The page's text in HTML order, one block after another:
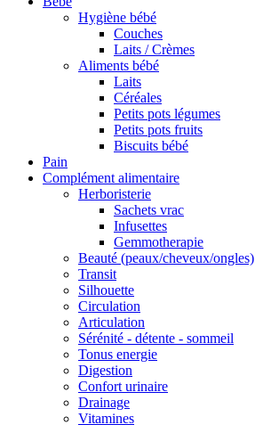
Hygiène bébé
Couches
Laits / Crèmes
Aliments bébé
Laits
Céréales
Petits pots légumes
Petits pots fruits
Biscuits bébé
Pain
Complément alimentaire
Herboristerie
Sachets vrac
Infusettes
Gemmotherapie
Beauté (peaux/cheveux/ongles)
Transit
Silhouette
Circulation
Articulation
Sérénité - détente - sommeil
Tonus energie
Digestion
Confort urinaire
Drainage
Vitamines